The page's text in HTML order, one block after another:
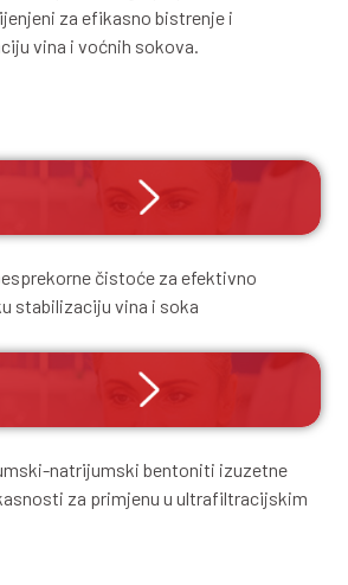
je razvio posebnu grupa
za efikasno bistrenje i
besprekorne čistoće za